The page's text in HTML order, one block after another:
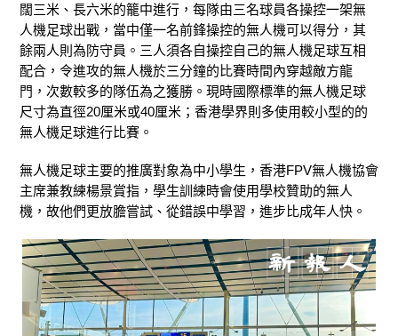
闊三米、長六米的籠中進行，每隊由三名球員各操控一架無
人機足球出戰，當中僅一名前鋒操控的無人機可以得分，其
餘兩人則為防守員。三人須各自操控自己的無人機足球互相
配合，令進攻的無人機於三分鐘的比賽時間內穿越敵方龍
門，次數較多的隊伍為之獲勝。現時國際標準的無人機足球
尺寸為直徑20厘米或40厘米；香港學界則多使用較小型的的
無人機足球進行比賽。
無人機足球主要的推廣對象為中小學生，香港FPV無人機協會
主席兼教練楊景賞指，學生訓練時會使用學校贊助的無人
機，故他們更放膽嘗試、從錯誤中學習，進步比成年人快。